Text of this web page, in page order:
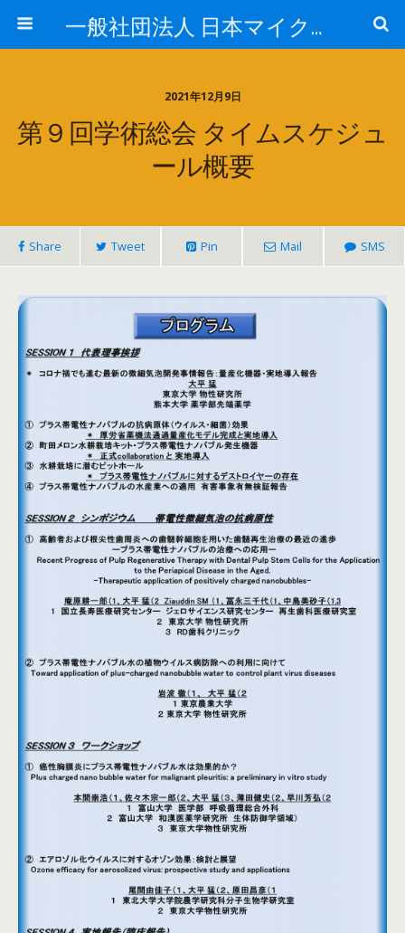
一般社団法人 日本マイクロ・ナノバブル学会
2021年12月9日
第９回学術総会 タイムスケジュ
ール概要
Share Tweet Pin Mail SMS